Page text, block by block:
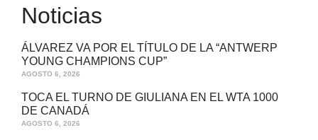
Noticias
ÁLVAREZ VA POR EL TÍTULO DE LA “ANTWERP
YOUNG CHAMPIONS CUP”
AGOSTO 6, 2026
TOCA EL TURNO DE GIULIANA EN EL WTA 1000
DE CANADÁ
AGOSTO 6, 2026